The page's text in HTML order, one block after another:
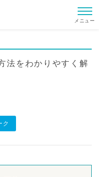
メニュー
法をわかりやすく解
ク